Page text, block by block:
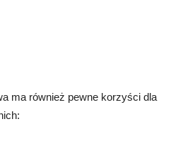
ma również pewne korzyści dla